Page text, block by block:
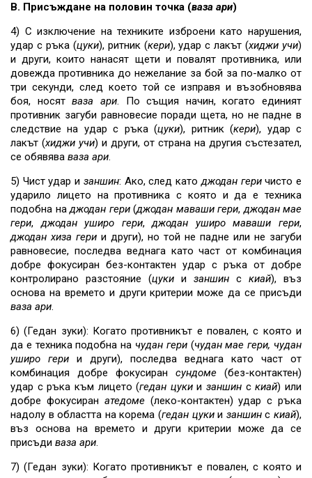
В. Присъждане на половин точка (ваза ари)
4) С изключение на техниките изброени като нарушения,
удар с ръка (цуки), ритник (кери), удар с лакът (хиджи учи)
и други, които нанасят щети и повалят противника, или
довежда противника до нежелание за бой за по-малко от
три секунди, след което той се изправя и възобновява
боя, носятваза ари. По същия начин, когато единият
противник загуби равновесие поради щета, но не падне в
следствие на удар с ръка (цуки), ритник (кери), удар с
лакът (хиджи учи) и други, от страна на другия състезател,
се обявява ваза ари.
5) Чист удар и заншин: Ако, след катоджодан геричисто е
ударило лицето на противника с която и да е техника
подобна наджодан гери(джодан маваши гери,джодан мае
гери,джодан уширо гери,джодан уширо маваши гери,
джодан хиза гери и други), но той не падне или не загуби
равновесие, последва веднага като част от комбинация
добре фокусиран без-контактен удар с ръка от добре
контролирано разстояние (цуки и заншин с киай), въз
основа на времето и други критерии може да се присъди
ваза ари.
6) (Гедан зуки): Когато противникът е повален, с която и
да е техника подобна на чудан гери(чудан мае гери, чудан
уширо гери и други), последва веднага като част от
комбинация добре фокусиран сундоме (без-контактен)
удар с ръка към лицето (гедан цукиизаншин скиай) или
добре фокусиран атедоме(леко-контактен) удар с ръка
надолу в областта на корема (гедан цукии заншинскиай),
въз основа на времето и други критерии може да се
присъди ваза ари.
7) (Гедан зуки): Когато противникът е повален, с която и